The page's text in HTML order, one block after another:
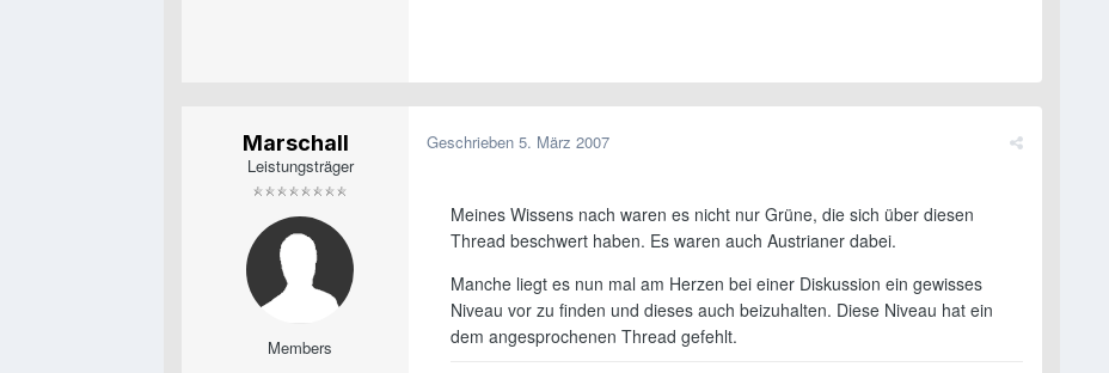
Marschall
Leistungsträger
Members
Geschrieben 5. März 2007
Meines Wissens nach waren es nicht nur Grüne, die sich über diesen
Thread beschwert haben. Es waren auch Austrianer dabei.
Manche liegt es nun mal am Herzen bei einer Diskussion ein gewisses
Niveau vor zu finden und dieses auch beizuhalten. Diese Niveau hat ein
dem angesprochenen Thread gefehlt.